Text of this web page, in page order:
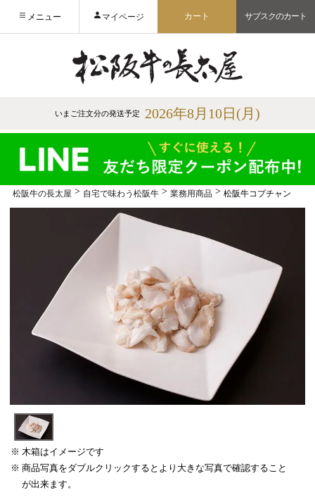
メニュー マイページ カート サブスクのカート
いまご注文分の発送予定 2026年8月10日(月)
松阪牛の長太屋 自宅で味わう松阪牛 業務用商品 松阪牛コプチャン
木箱はイメージです
商品写真をダブルクリックするとより大きな写真で確認すること
が出来ます。